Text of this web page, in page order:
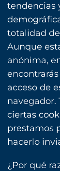
tendencias
totalidad
Aunque
anónima,
acceso de
navegador.
ciertas
prestamos
hacerlo
¿Por qué